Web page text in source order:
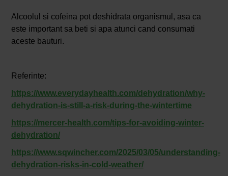
Alcoolul si cofeina pot deshidrata organismul, asa ca
este important sa beti si apa atunci cand consumati
aceste bauturi.
Referinte:
https://www.everydayhealth.com/dehydration/why-
dehydration-is-still-a-risk-during-the-wintertime
https://mercer-health.com/tips-for-avoiding-winter-
dehydration/
https://www.sqwincher.com/2025/03/05/understanding-
dehydration-risks-in-cold-weather/